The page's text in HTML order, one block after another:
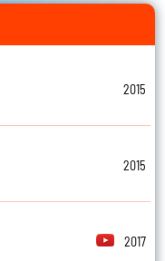
2015
2015
2017